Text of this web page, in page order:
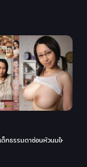
ด็กธรรมดาซ่อนหัวนมใหญ่ 32